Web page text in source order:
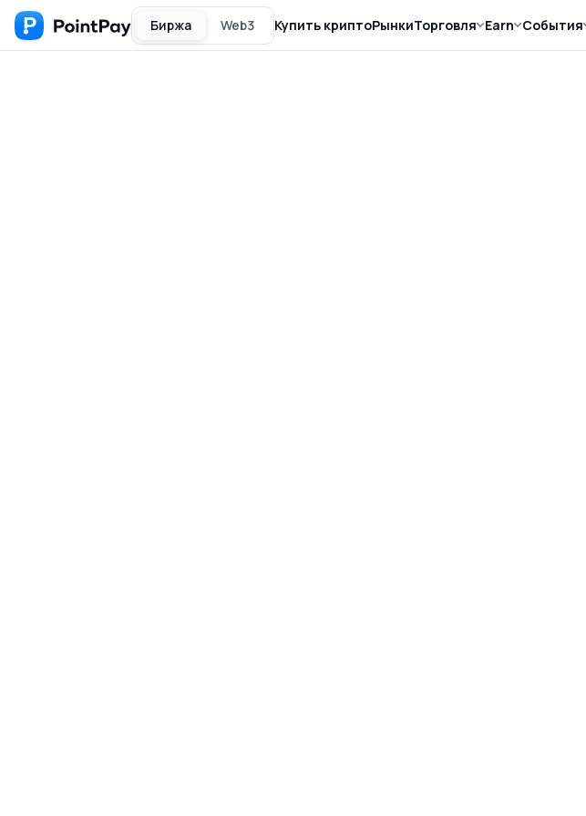
Биржа Web3 Купить криптоРынкиТорговля Earn События